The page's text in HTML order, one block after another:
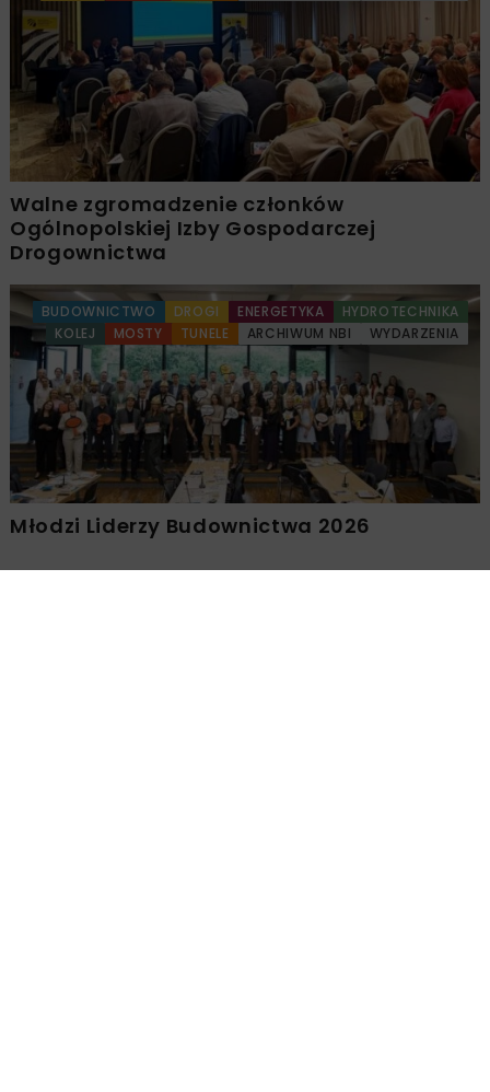
Walne zgromadzenie członków
Ogólnopolskiej Izby Gospodarczej
Drogownictwa
BUDOWNICTWO DROGI ENERGETYKA
HYDROTECHNIKA
KOLEJ
MOSTY TUNELE ARCHIWUM NBI WYDARZENIA
Młodzi Liderzy Budownictwa 2026